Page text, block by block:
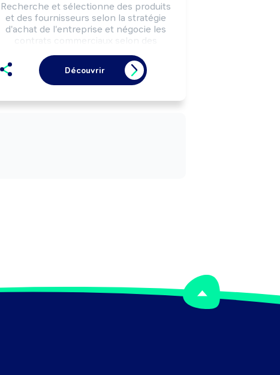
Recherche et sélectionne des produits
et des fournisseurs selon la stratégie
d'achat de l'entreprise et négocie les
contrats commerciaux selon des
Peut élaborer une stratégie d'achat
pour l'entreprise. Peut coordonner une
équipe.
Découvrir